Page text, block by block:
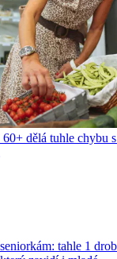
dělá tuhle chybu
tahle 1